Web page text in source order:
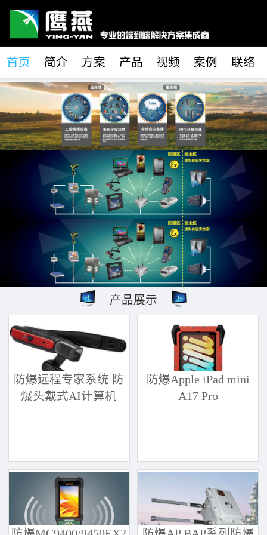
首页 简介 方案 产品 视频 案例 联络
产品展示
防爆远程专家系统 防
爆头戴式AI计算机
防爆Apple iPad mini
A17 Pro